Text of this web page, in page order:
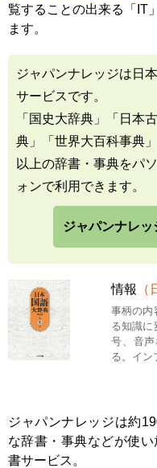
覧することの出来る「IT
ます。
ジャパンナレッジは日
サービスです。
「国史大辞典」「日本
典」「世界大百科事典
以上の辞書・事典をパ
ォンで利用できます。
ジャパンナレ
情報
事柄の内
る知識に
号、音
る。イン
ジャパンナレッジは約
な辞書・事典などが使
書サービス。